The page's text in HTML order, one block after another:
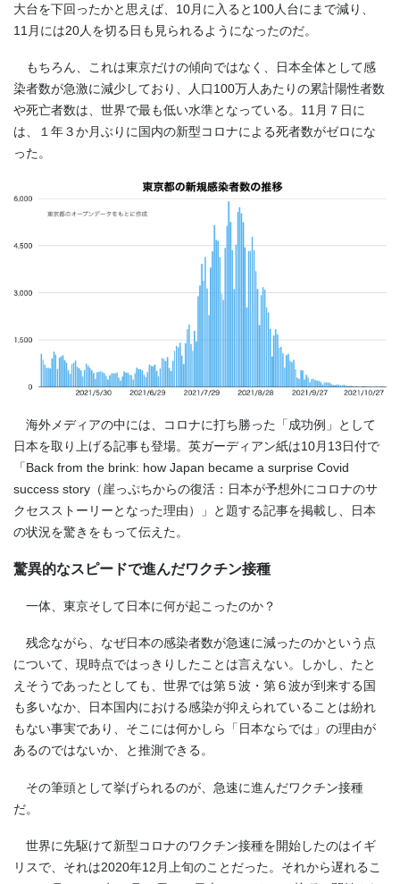
大台を下回ったかと思えば、 10月に入ると 100人台にまで減り、
11 月には20人を切る日も見られるようになったのだ。
もちろん、これは東京だけの傾向ではなく、日本全体として感
染者数が急激に減少しており、人口100万人あたりの累計陽性者数
や死亡者数は、世界で最も低い水準となっている。 11 月７日に
は、１年３か月ぶりに国内の新型コロナによる死者数がゼロにな
った。
海外メディアの中には、コロナに打ち勝った「成功例」として
日本を取り上げる記事も登場。英ガーディアン紙は10月 13日付で
「Back from the brink: how Japan became a surprise Covid
success story （崖っぷちからの復活：日本が予想外にコロナのサ
クセスストーリーとなった理由）」と題する記事を掲載し、日本
の状況を驚きをもって伝えた。
驚異的なスピードで進んだワクチン接種
一体、東京そして日本に何が起こったのか？
残念ながら、なぜ日本の感染者数が急速に減ったのかという点
について、現時点ではっきりしたことは言えない。しかし、たと
えそうであったとしても、世界では第５波・第６波が到来する国
も多いなか、日本国内における感染が抑えられていることは紛れ
もない事実であり、そこには何かしら「日本ならでは」の理由が
あるのではないか、と推測できる。
その筆頭として挙げられるのが、急速に進んだワクチン接種
だ。
世界に先駆けて新型コロナのワクチン接種を開始したのはイギ
リスで、それは2020年12月上旬のことだった。それから遅れるこ